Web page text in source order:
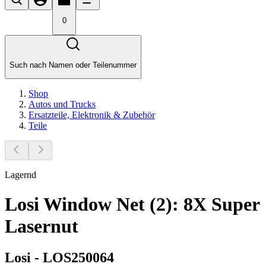
0
Such nach Namen oder Teilenummer
Shop
Autos und Trucks
Ersatzteile, Elektronik & Zubehör
Teile
Lagernd
Losi Window Net (2): 8X Super
Lasernut
Losi - LOS250064